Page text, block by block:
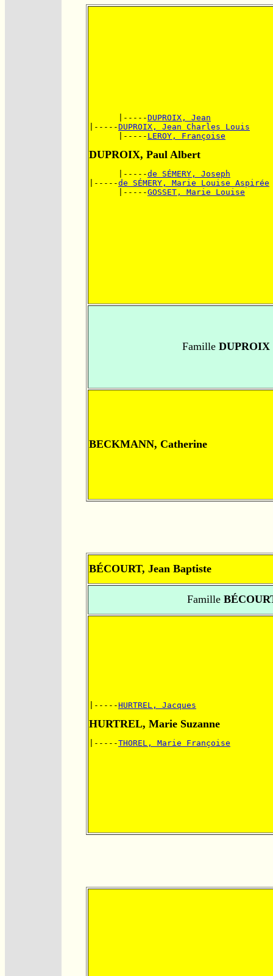
      |-----
DUPROIX, Jean
|-----DUPROIX, Jean Charles Louis
      |-----
LEROY, Françoise
DUPROIX, Paul Albert
      |-----
de SÉMERY, Joseph
|-----de SÉMERY, Marie Louise Aspirée
      |-----
GOSSET, Marie Louise
Famille
BECKMANN, Catherine
BÉCOURT, Jean Baptiste
Famille
|-----HURTREL, Jacques
HURTREL, Marie Suzanne
|-----THOREL, Marie Françoise